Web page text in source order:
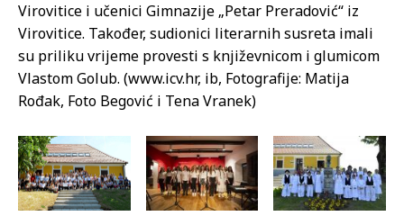
Virovitice i učenici Gimnazije „Petar Preradović“ iz
Virovitice. Također, sudionici literarnih susreta imali
su priliku vrijeme provesti s književnicom i glumicom
Vlastom Golub. (www.icv.hr, ib, Fotografije: Matija
Rođak, Foto Begović i Tena Vranek)